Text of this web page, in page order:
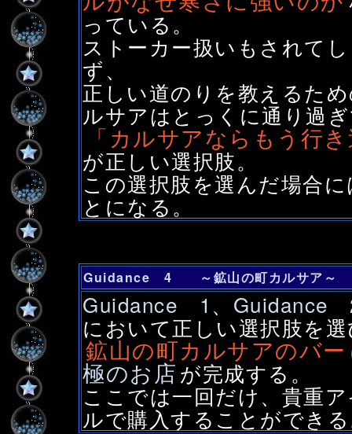
っている。
ストーカー扱いもされて
ず、
正しい道のりを教えるた
ルサアはとっくに通り過
「カルサアならもう行
が正しい選択肢。
この選択肢を選んだ場合
とになる。
Guidance 4 ～鉱山の町カルサア～
Guidance 1 、 Guidance
において正しい選択肢を
鉱山の町カルサアのバー
極のお店が完成する。
ここでは一回だけ、貴重
ルで購入することができ